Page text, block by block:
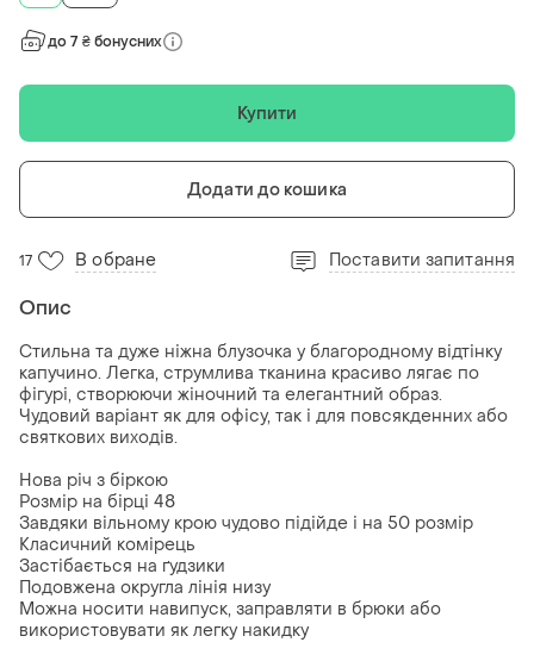
до 7 ₴ бонусних
Купити
Додати до кошика
17 В обране Поставити запитання
Опис
Стильна та дуже ніжна блузочка у благородному відтінку
капучино. Легка, струмлива тканина красиво лягає по
фігурі, створюючи жіночний та елегантний образ.
Чудовий варіант як для офісу, так і для повсякденних або
святкових виходів.
Нова річ з біркою
Розмір на бірці 48
Завдяки вільному крою чудово підійде і на 50 розмір
Класичний комірець
Застібається на ґудзики
Подовжена округла лінія низу
Можна носити навипуск, заправляти в брюки або
використовувати як легку накидку